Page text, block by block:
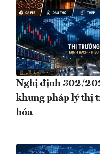
Nghị định 302/
khung pháp lý thị
hóa